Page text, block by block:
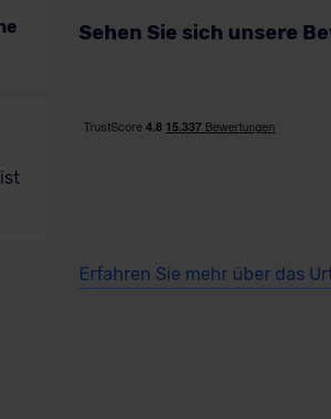
Sehen Sie sich unsere
Erfahren Sie mehr über das